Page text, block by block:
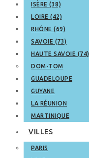
ISÈRE (38)
LOIRE (42)
RHÔNE (69)
SAVOIE (73)
HAUTE SAVOIE (74)
DOM-TOM
GUADELOUPE
GUYANE
LA RÉUNION
MARTINIQUE
VILLES
PARIS